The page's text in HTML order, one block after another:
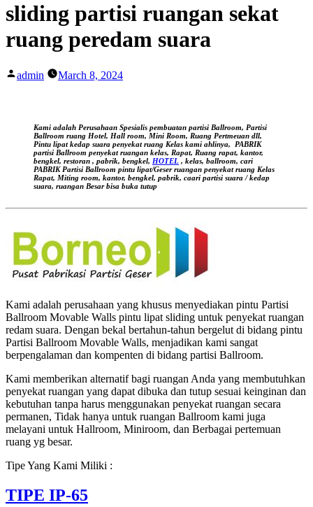
sliding partisi ruangan sekat
ruang peredam suara
Posted
admin March 8, 2024
Kami adalah Perusahaan Spesialis pembuatan partisi Ballroom, Partisi
Ballroom ruang Hotel, Hall room, Mini Room, Ruang Pertmeuan dll,
Pintu lipat kedap suara penyekat ruang Kelas kami ahlinya,
PABRIK
partisi Ballroom penyekat ruangan kelas, Rapat, Ruang rapat, kantor,
bengkel, restoran , pabrik, bengkel, HOTEL , kelas, ballroom, cari
PABRIK Partisi Ballroom pintu lipat/Geser ruangan penyekat ruang Kelas
Rapat, Miting room, kantor, bengkel, pabrik, caari partisi suara / kedap
suara, ruangan Besar bisa buka tutup
Kami adalah perusahaan yang khusus menyediakan pintu Partisi
Ballroom Movable Walls pintu lipat sliding untuk penyekat ruangan
redam suara. Dengan bekal bertahun-tahun bergelut di bidang pintu
Partisi Ballroom Movable Walls, menjadikan kami sangat
berpengalaman dan kompenten di bidang partisi Ballroom.
Kami memberikan alternatif bagi ruangan Anda yang membutuhkan
penyekat ruangan yang dapat dibuka dan tutup sesuai keinginan dan
kebutuhan tanpa harus menggunakan penyekat ruangan secara
permanen, Tidak hanya untuk ruangan Ballroom kami juga
melayani untuk Hallroom, Miniroom, dan Berbagai pertemuan
ruang yg besar.
Tipe Yang Kami Miliki :
TIPE IP-65